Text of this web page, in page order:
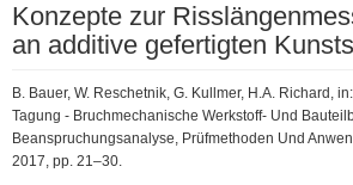
Konzepte zur
an additive gefertigten
B. Bauer, W. Reschetnik, G. Kullmer, H.A. Richard,
Tagung - Bruchmechanische Werkstoff- Und
Beanspruchungsanalyse, Prüfmethoden Und
2017, pp. 21–30.